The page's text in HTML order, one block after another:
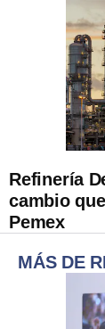
Refinería
cambio
Pemex
MÁS DE